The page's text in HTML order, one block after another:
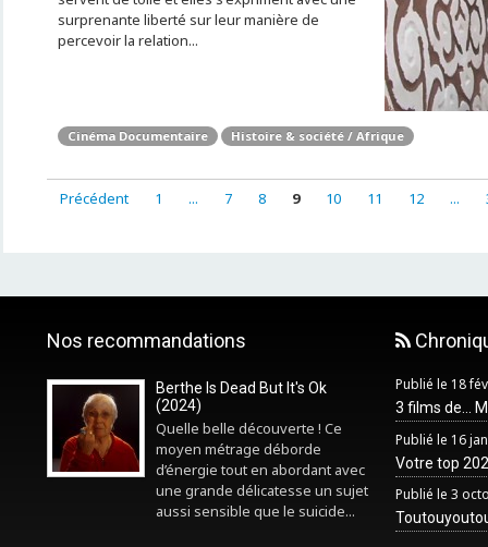
surprenante liberté sur leur manière de
percevoir la relation...
Cinéma Documentaire Histoire & société / Afrique
Précédent 1 ... 7 8 9 10 11 12 ...
Nos recommandations
Berthe Is Dead But It's Ok
(2024)
Quelle belle découverte ! Ce
moyen métrage déborde
d’énergie tout en abordant avec
une grande délicatesse un sujet
aussi sensible que le suicide...
Publié le 18
3 films de...
Publié le 16
Votre top
Publié le 3